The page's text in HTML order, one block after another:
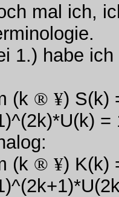
mal ich,
1.) habe
(k ® ¥) S(k)
=
(k ® ¥) K(k)